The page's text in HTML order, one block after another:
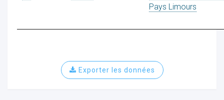
Pays Limours
Exporter les données